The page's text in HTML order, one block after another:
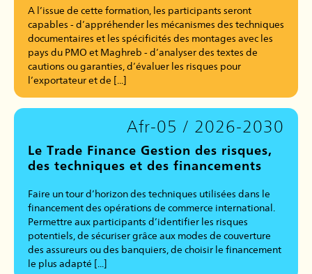
A l’issue de cette formation, les participants seront
capables - d’appréhender les mécanismes des techniques
documentaires et les spécificités des montages avec les
pays du PMO et Maghreb - d’analyser des textes de
cautions ou garanties, d’évaluer les risques pour
l’exportateur et de [...]
Afr-05 / 2026-2030
Le Trade Finance Gestion des risques,
des techniques et des financements
Faire un tour d’horizon des techniques utilisées dans le
financement des opérations de commerce international.
Permettre aux participants d’identifier les risques
potentiels, de sécuriser grâce aux modes de couverture
des assureurs ou des banquiers, de choisir le financement
le plus adapté [...]